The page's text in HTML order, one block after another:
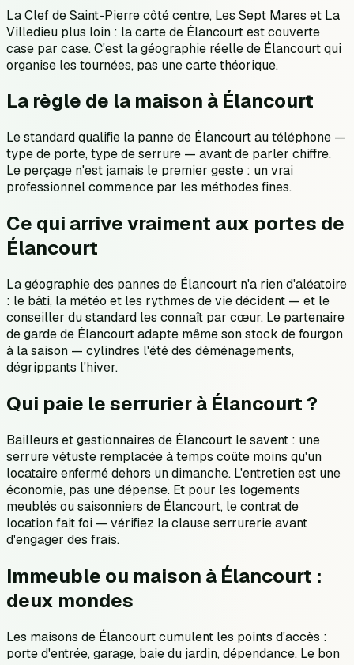
La Clef de Saint-Pierre côté centre, Les Sept Mares et La
Villedieu plus loin : la carte de Élancourt est couverte
case par case. C'est la géographie réelle de Élancourt qui
organise les tournées, pas une carte théorique.
La règle de la maison à Élancourt
Le standard qualifie la panne de Élancourt au téléphone —
type de porte, type de serrure — avant de parler chiffre.
Le perçage n'est jamais le premier geste : un vrai
professionnel commence par les méthodes fines.
Ce qui arrive vraiment aux portes de
Élancourt
La géographie des pannes de Élancourt n'a rien d'aléatoire
: le bâti, la météo et les rythmes de vie décident — et le
conseiller du standard les connaît par cœur. Le partenaire
de garde de Élancourt adapte même son stock de fourgon
à la saison — cylindres l'été des déménagements,
dégrippants l'hiver.
Qui paie le serrurier à Élancourt ?
Bailleurs et gestionnaires de Élancourt le savent : une
serrure vétuste remplacée à temps coûte moins qu'un
locataire enfermé dehors un dimanche. L'entretien est une
économie, pas une dépense. Et pour les logements
meublés ou saisonniers de Élancourt, le contrat de
location fait foi — vérifiez la clause serrurerie avant
d'engager des frais.
Immeuble ou maison à Élancourt :
deux mondes
Les maisons de Élancourt cumulent les points d'accès :
porte d'entrée, garage, baie du jardin, dépendance. Le bon